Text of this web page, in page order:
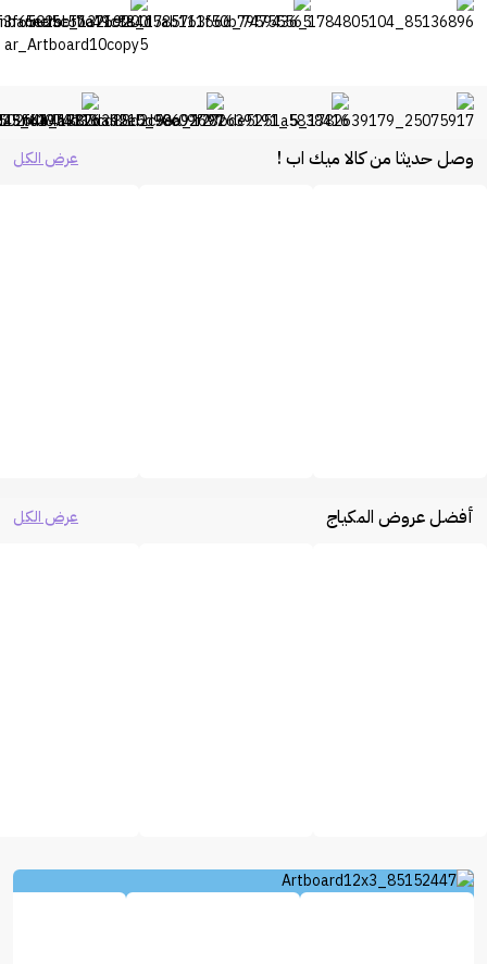
وصل حديثا من كالا ميك اب ! عرض الكل
أفضل عروض المكياج عرض الكل